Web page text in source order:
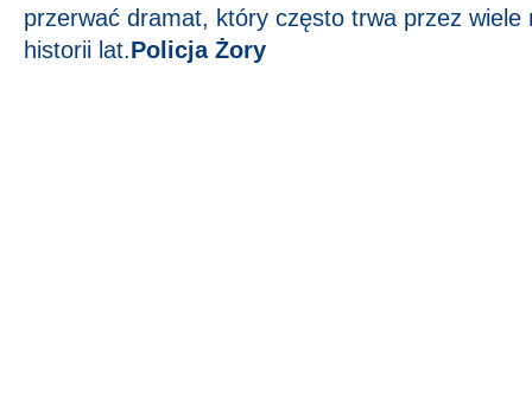
przerwać dramat, który często trwa przez wiele
historii lat.Policja Żory